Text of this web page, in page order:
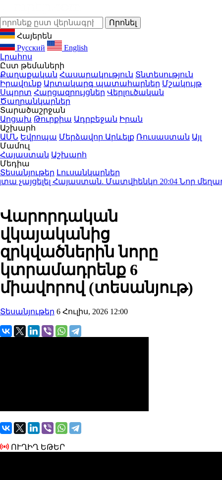
Հայերեն
Русский
English
Լրահոս
Ըստ թեմաների
Քաղաքական Հասարակություն Տնտեսություն
Իրավունք Արտակարգ պատահարներ Մշակույթ
Սպորտ Հարցազրույցներ Վերլուծական
Ծաղրանկարներ
Տարածաշրջան
Արցախ Թուրքիա Ադրբեջան Իրան
Աշխարհ
ԱՄՆ Եվրոպա Մերձավոր Արևելք Ռուսաստան Այլ
Մամուլ
Հայաստան Աշխարհ
Մեդիա
Տեսանյութեր Լուսանկարներ
Հայաստան. Մատվիենկո20:04 Նոր
Վարորդական
վկայականից
զրկվածներին նորը
կտրամադրենք 6
միավորով (տեսանյութ)
Տեսանյութեր 6 Հուլիս, 2026 12:00
ՈՒՂԻՂ ԵԹԵՐ